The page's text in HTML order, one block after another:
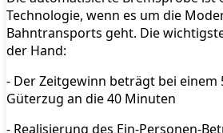
Technologie, wenn es um die
Bahntransports geht. Die
der Hand:
- Der Zeitgewinn beträgt bei einem
Güterzug an die 40 Minuten
- Realisierung des Ein-Personen-